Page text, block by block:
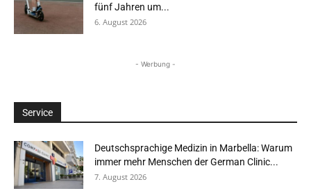
fünf Jahren um...
6. August 2026
- Werbung -
Service
Deutschsprachige Medizin in Marbella: Warum
immer mehr Menschen der German Clinic...
7. August 2026